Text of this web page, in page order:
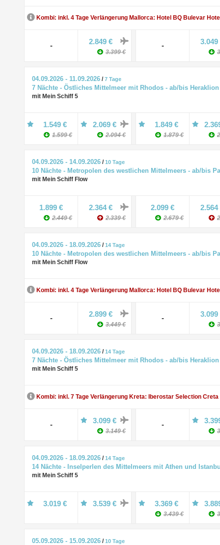
Kombi: inkl. 4 Tage Verlängerung Mallorca: Hotel BQ Bulevar
- 2.849 €
3.399 €
- 3.049
04.09.2026 - 11.09.2026 /7 Tage
7 Nächte - Östliches Mittelmeer mit Rhodos - ab/bis Heraklion
mit Mein Schiff 5
1.549 €
1.599 €
2.069 €
2.094 €
1.849 €
1.879 €
04.09.2026 - 14.09.2026 /10 Tage
10 Nächte - Metropolen des westlichen Mittelmeers - ab/bis
mit Mein Schiff Flow
1.899 €
2.449 €
2.364 €
2.339 €
2.099 €
2.679 €
2.564
04.09.2026 - 18.09.2026 /14 Tage
10 Nächte - Metropolen des westlichen Mittelmeers - ab/bis
mit Mein Schiff Flow
Kombi: inkl. 4 Tage Verlängerung Mallorca: Hotel BQ Bulevar
- 2.899 €
3.449 €
- 3.099
04.09.2026 - 18.09.2026 /14 Tage
7 Nächte - Östliches Mittelmeer mit Rhodos - ab/bis Heraklion
mit Mein Schiff 5
Kombi: inkl. 7 Tage Verlängerung Kreta: Iberostar Selection Creta
- 3.099 €
3.149 €
-
04.09.2026 - 18.09.2026 /14 Tage
14 Nächte - Inselperlen des Mittelmeers mit Athen und
mit Mein Schiff 5
3.019 € 3.539 € 3.369 €
3.439 €
05.09.2026 - 15.09.2026 /10 Tage